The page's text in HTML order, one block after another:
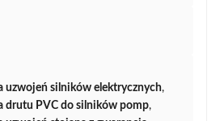
uzwojeń silników elektrycznych,
drutu PVC do silników pomp,